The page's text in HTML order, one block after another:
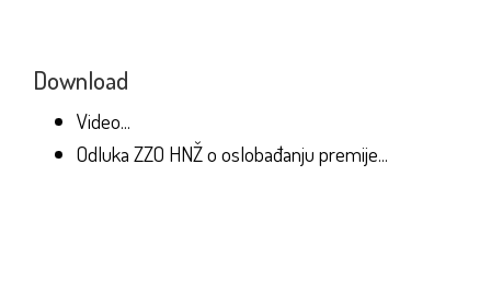
Download
Video...
Odluka ZZO HNŽ o oslobađanju premije...